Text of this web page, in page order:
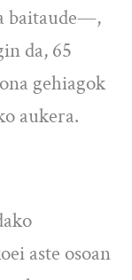
baitaude—,
da, 65
gehiagok
aukera.
aste osoan